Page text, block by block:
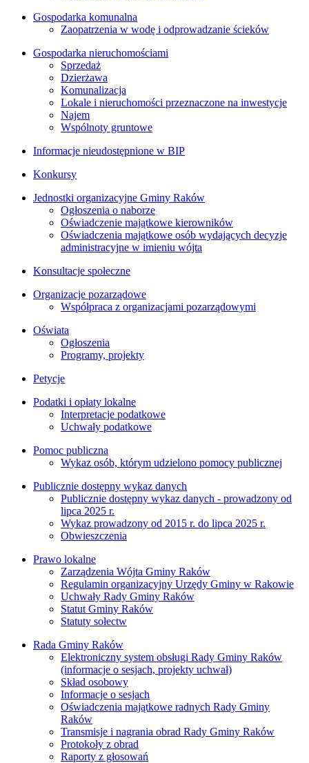
Gospodarka komunalna
Zaopatrzenia w wodę i odprowadzanie ścieków
Gospodarka nieruchomościami
Sprzedaż
Dzierżawa
Komunalizacja
Lokale i nieruchomości przeznaczone na inwestycje
Najem
Wspólnoty gruntowe
Informacje nieudostępnione w BIP
Konkursy
Jednostki organizacyjne Gminy Raków
Ogłoszenia o naborze
Oświadczenie majątkowe kierowników
Oświadczenia majątkowe osób wydających decyzje
administracyjne w imieniu wójta
Konsultacje społeczne
Organizacje pozarządowe
Współpraca z organizacjami pozarządowymi
Oświata
Ogłoszenia
Programy, projekty
Petycje
Podatki i opłaty lokalne
Interpretacje podatkowe
Uchwały podatkowe
Pomoc publiczna
Wykaz osób, którym udzielono pomocy publicznej
Publicznie dostępny wykaz danych
Publicznie dostępny wykaz danych - prowadzony od
lipca 2025 r.
Wykaz prowadzony od 2015 r. do lipca 2025 r.
Obwieszczenia
Prawo lokalne
Zarządzenia Wójta Gminy Raków
Regulamin organizacyjny Urzędy Gminy w Rakowie
Uchwały Rady Gminy Raków
Statut Gminy Raków
Statuty sołectw
Rada Gminy Raków
Elektroniczny system obsługi Rady Gminy Raków
(informacje o sesjach, projekty uchwał)
Skład osobowy
Informacje o sesjach
Oświadczenia majątkowe radnych Rady Gminy
Raków
Transmisje i nagrania obrad Rady Gminy Raków
Protokoły z obrad
Raporty z głosowań